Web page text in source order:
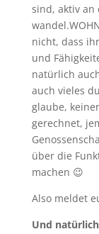
sind, aktiv an
nicht, dass
und
natürlich
auch vieles
glaube,
gerechnet,
über die
machen 😉
Also meldet
Und